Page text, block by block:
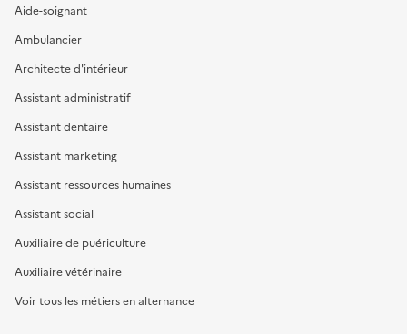
Aide-soignant
Ambulancier
Architecte d'intérieur
Assistant administratif
Assistant dentaire
Assistant marketing
Assistant ressources humaines
Assistant social
Auxiliaire de puériculture
Auxiliaire vétérinaire
Voir tous les métiers en alternance